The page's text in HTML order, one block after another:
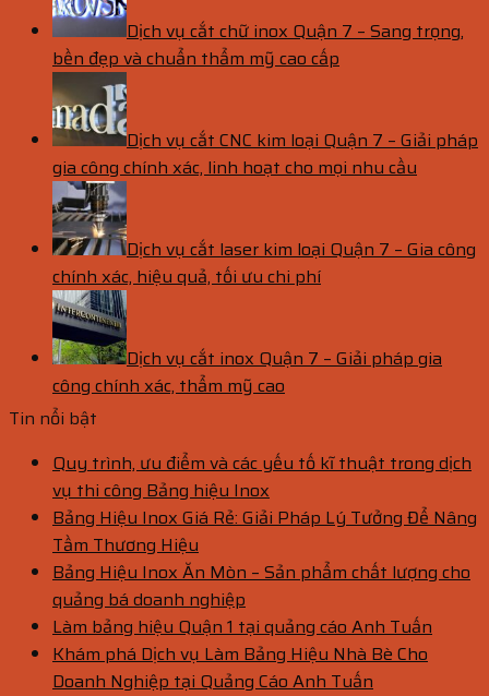
Dịch vụ cắt chữ inox Quận 7 – Sang trọng,
bền đẹp và chuẩn thẩm mỹ cao cấp
Dịch vụ cắt CNC kim loại Quận 7 – Giải pháp
gia công chính xác, linh hoạt cho mọi nhu cầu
Dịch vụ cắt laser kim loại Quận 7 – Gia công
chính xác, hiệu quả, tối ưu chi phí
Dịch vụ cắt inox Quận 7 – Giải pháp gia
công chính xác, thẩm mỹ cao
Tin nổi bật
Quy trình, ưu điểm và các yếu tố kĩ thuật trong dịch
vụ thi công Bảng hiệu Inox
Bảng Hiệu Inox Giá Rẻ: Giải Pháp Lý Tưởng Để Nâng
Tầm Thương Hiệu
Bảng Hiệu Inox Ăn Mòn – Sản phẩm chất lượng cho
quảng bá doanh nghiệp
Làm bảng hiệu Quận 1 tại quảng cáo Anh Tuấn
Khám phá Dịch vụ Làm Bảng Hiệu Nhà Bè Cho
Doanh Nghiệp tại Quảng Cáo Anh Tuấn